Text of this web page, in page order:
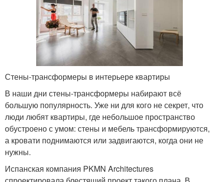
Стены-трансформеры в интерьере квартиры
В наши дни стены-трансформеры набирают всё
большую популярность. Уже ни для кого не секрет, что
люди любят квартиры, где небольшое пространство
обустроено с умом: стены и мебель трансформируются,
а кровати поднимаются или задвигаются, когда они не
нужны.
Испанская компания PKMN Architectures